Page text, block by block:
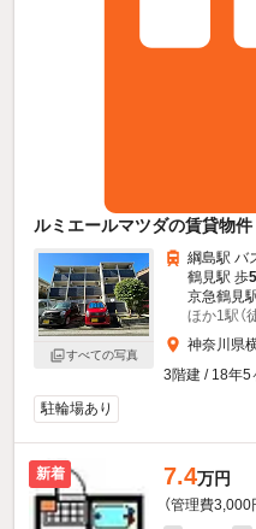
ルミエールマツダの賃貸物件
すべての写真
綱島駅 バ
鶴見駅 歩5
京急鶴見
ほか1駅（
神奈川県
3階建 / 18年5
駐輪場あり
新着 7.4万円
（管理費3,000